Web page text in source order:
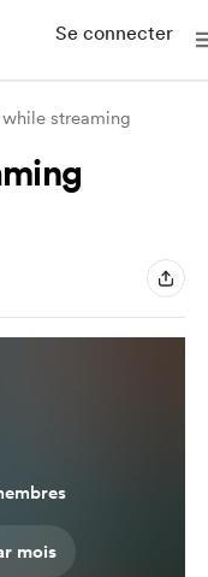
Se connecter
streaming
mois